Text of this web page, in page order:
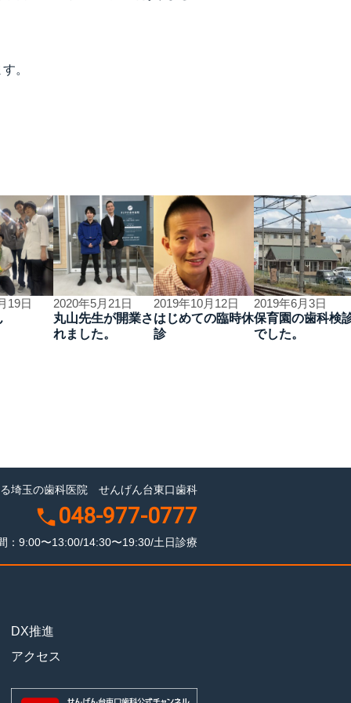
。
19日
2020年5月21日
丸山先生が開業さ
れました。
2019年10月12日
はじめての臨時休
診
2019年6月3日
保育園の歯科検
でした。
埼玉の歯科医院 せんげん台東口歯科
048-977-0777
：9:00〜13:00/14:30〜19:30/土日診療
DX推進
アクセス